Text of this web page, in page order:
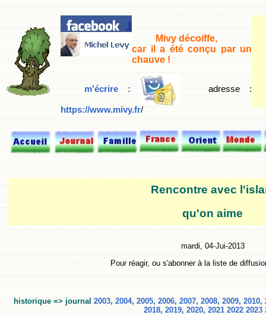
Mivy décoiffe,
car il a été conçu par un
chauve !
m'écrire : adresse:
https://www.mivy.fr/
Rencontre avec
qu'on aime
mardi, 04-Jui-2013
Pour réagir, ou s'abonner à la liste de
historique => journal 2003, 2004, 2005, 2006, 2007, 2008, 2009, 2010,
2018, 2019, 2020, 2021 2022 2023